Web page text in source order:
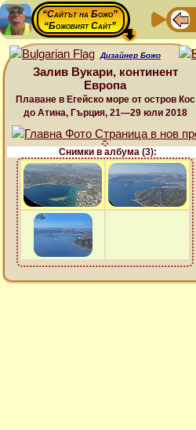
“Сайтът на Божо”
“Божовият Сайт”
Дизайнер Божо
Залив Вукари, континент
Европа
Плаване в Егейско море от остров Кос
до Атина, Гърция, 21—29 юли 2018
Снимки в албума (3):